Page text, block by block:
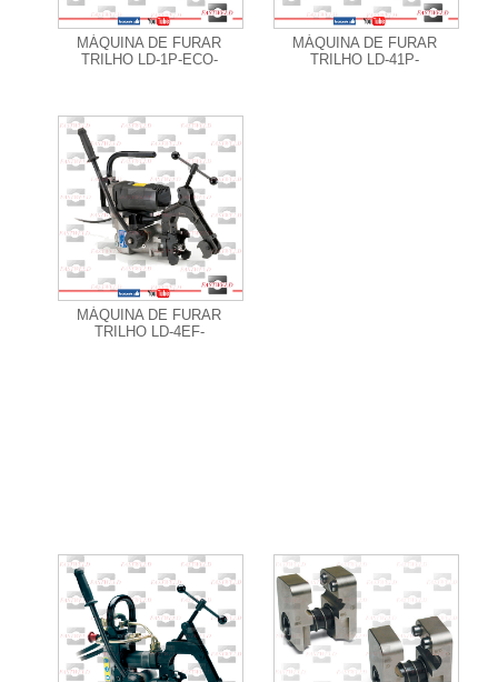
MÁQUINA DE FURAR
TRILHO LD-1P-ECO-
MÁQUINA DE FURAR
TRILHO LD-41P-
+ Informações
MÁQUINA DE FURAR
TRILHO LD-4EF-